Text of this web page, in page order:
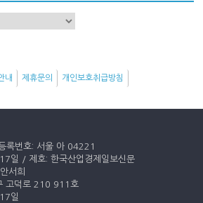
내 제휴문의 개인보호취급방침
록번호: 서울 아 04221
일 / 제호: 한국산업경제일보신문
서희
고덕로 210 911호
일